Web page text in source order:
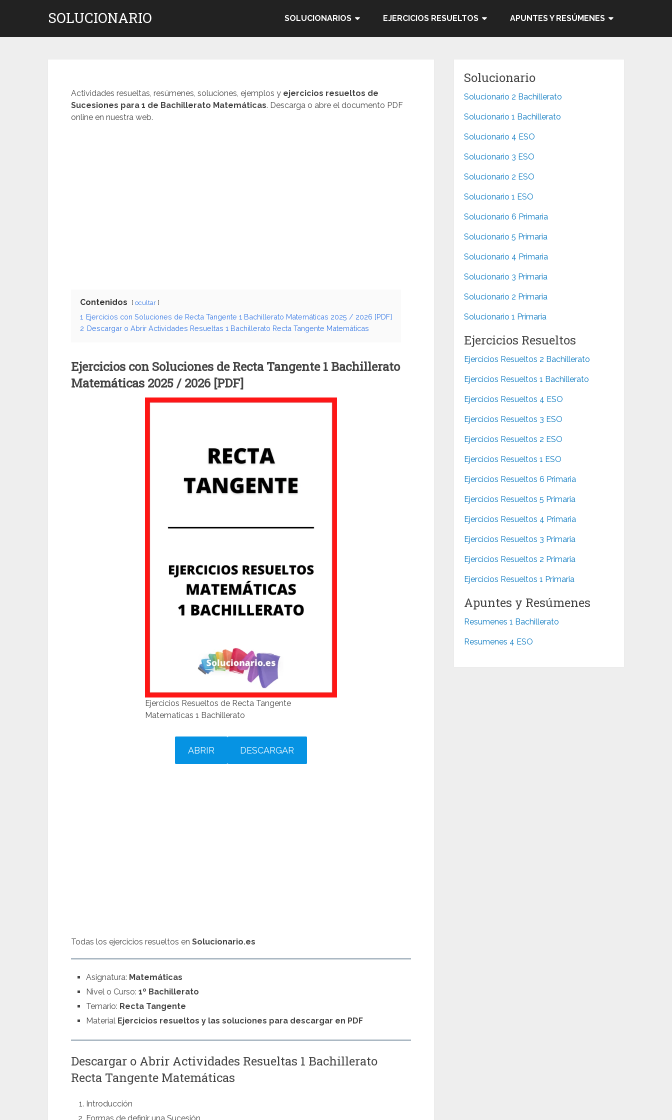
SOLUCIONARIO SOLUCIONARIOS EJERCICIOS RESUELTOS APUNTES Y RESÚMENES
Actividades resueltas, resúmenes, soluciones, ejemplos y ejercicios resueltos de
Sucesiones para 1 de Bachillerato Matemáticas. Descarga o abre el documento PDF
online en nuestra web.
Contenidos ocultar
1 Ejercicios con Soluciones de Recta Tangente 1 Bachillerato Matemáticas 2025 / 2026 [PDF]
2 Descargar o Abrir Actividades Resueltas 1 Bachillerato Recta Tangente Matemáticas
Ejercicios con Soluciones de Recta Tangente 1 Bachillerato
Matemáticas 2025 / 2026 [PDF]
Ejercicios Resueltos de Recta Tangente
Matematicas 1 Bachillerato
ABRIR DESCARGAR
Todas los ejercicios resueltos en Solucionario.es
Asignatura: Matemáticas
Nivel o Curso:1º Bachillerato
Temario: Recta Tangente
Material Ejercicios resueltos y las soluciones para descargar en PDF
Descargar o Abrir Actividades Resueltas 1 Bachillerato
Recta Tangente Matemáticas
Introducción
Solucionario
Solucionario 2 Bachillerato
Solucionario 1 Bachillerato
Solucionario 4 ESO
Solucionario 3 ESO
Solucionario 2 ESO
Solucionario 1 ESO
Solucionario 6 Primaria
Solucionario 5 Primaria
Solucionario 4 Primaria
Solucionario 3 Primaria
Solucionario 2 Primaria
Solucionario 1 Primaria
Ejercicios Resueltos
Ejercicios Resueltos 2 Bachillerato
Ejercicios Resueltos 1 Bachillerato
Ejercicios Resueltos 4 ESO
Ejercicios Resueltos 3 ESO
Ejercicios Resueltos 2 ESO
Ejercicios Resueltos 1 ESO
Ejercicios Resueltos 6 Primaria
Ejercicios Resueltos 5 Primaria
Ejercicios Resueltos 4 Primaria
Ejercicios Resueltos 3 Primaria
Ejercicios Resueltos 2 Primaria
Ejercicios Resueltos 1 Primaria
Apuntes y Resúmenes
Resumenes 1 Bachillerato
Resumenes 4 ESO